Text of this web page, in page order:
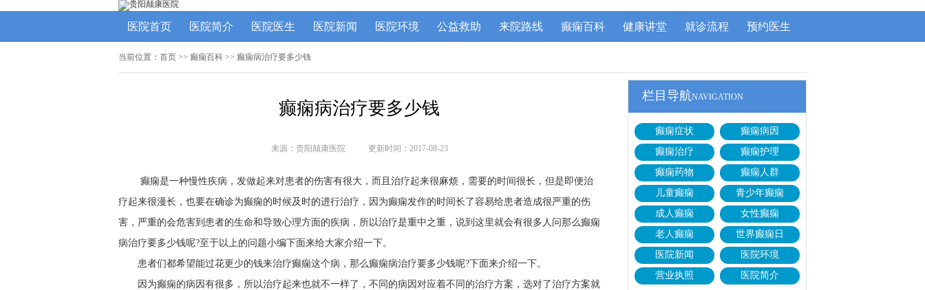
医院首页 医院简介 医院医生 医院新闻 医院环境 公益救助 来院路线 癫痫百科 健康讲堂 就诊流程 预约医生
当前位置： 首页 >> 癫痫百科 >> 癫痫病治疗要多少钱
癫痫病治疗要多少钱
来源：贵阳颠康医院 更新时间：2017-08-23
癫痫是一种慢性疾病，发做起来对患者的伤害有很大，而且治疗起来很麻烦，需要的时间很长，但是即便治
疗起来很漫长，也要在确诊为癫痫的时候及时的进行治疗，因为癫痫发作的时间长了容易给患者造成很严重的伤
害，严重的会危害到患者的生命和导致心理方面的疾病，所以治疗是重中之重，说到这里就会有很多人问那么癫痫
病治疗要多少钱呢?至于以上的问题小编下面来给大家介绍一下。
患者们都希望能过花更少的钱来治疗癫痫这个病，那么癫痫病治疗要多少钱呢?下面来介绍一下。
因为癫痫的病因有很多，所以治疗起来也就不一样了，不同的病因对应着不同的治疗方案，选对了治疗方案就
栏目导航NAVIGATION
癫痫症状
癫痫病因
癫痫治疗
癫痫护理
癫痫药物
癫痫人群
儿童癫痫
青少年癫痫
成人癫痫
女性癫痫
老人癫痫
世界癫痫日
医院新闻
医院环境
营业执照
医院简介